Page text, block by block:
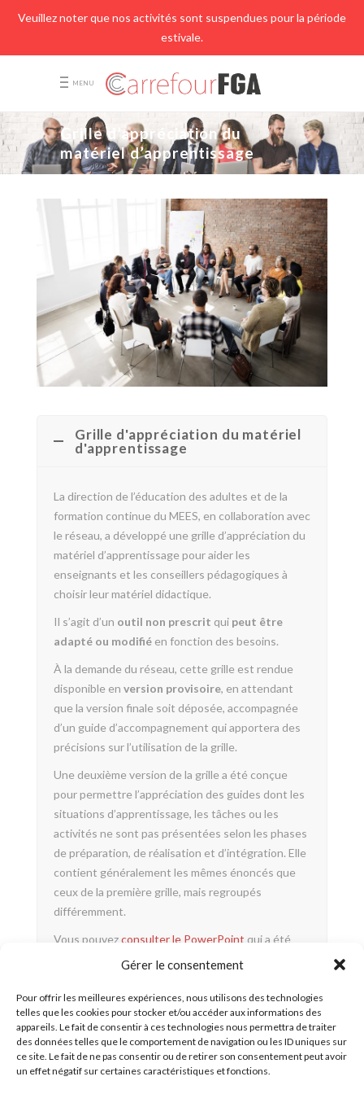
Veuillez noter que nos activités sont suspendues pour la période
estivale.
Gérer le consentement
Pour offrir les meilleures expériences, nous utilisons des technologies
telles que les cookies pour stocker et/ou accéder aux informations des
appareils. Le fait de consentir à ces technologies nous permettra de traiter
des données telles que le comportement de navigation ou les ID uniques sur
ce site. Le fait de ne pas consentir ou de retirer son consentement peut avoir
un effet négatif sur certaines caractéristiques et fonctions.
MENU
Grille d’appréciation du
matériel d’apprentissage
Grille d'appréciation du matériel
d'apprentissage
La direction de l’éducation des adultes et de la
formation continue du MEES, en collaboration avec
le réseau, a développé une grille d’appréciation du
matériel d’apprentissage pour aider les
enseignants et les conseillers pédagogiques à
choisir leur matériel didactique.
Il s’agit d’un outil non prescrit qui peut être
adapté ou modifié en fonction des besoins.
À la demande du réseau, cette grille est rendue
disponible en version provisoire, en attendant
que la version finale soit déposée, accompagnée
d’un guide d’accompagnement qui apportera des
précisions sur l’utilisation de la grille.
Une deuxième version de la grille a été conçue
pour permettre l’appréciation des guides dont les
situations d’apprentissage, les tâches ou les
activités ne sont pas présentées selon les phases
de préparation, de réalisation et d’intégration. Elle
contient généralement les mêmes énoncés que
ceux de la première grille, mais regroupés
différemment.
Vous pouvezconsulter le PowerPoint qui a été
utilisé pour présenter l’outil lors de la Rencontre
du soutien pédagogique (27 janvier 2017)
Grille d’appréciation du matériel
d’apprentissage
Grille d’appréciation du matériel